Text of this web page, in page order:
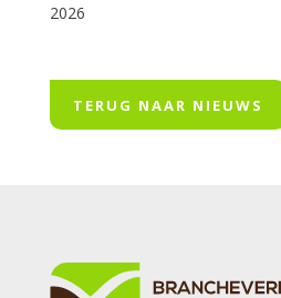
2026
TERUG NAAR NIEUWS